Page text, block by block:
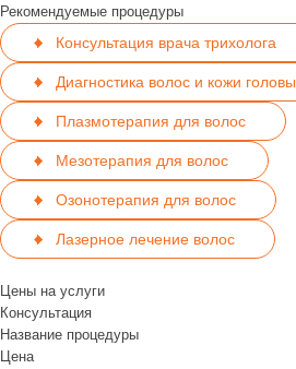
Рекомендуемые процедуры
Консультация врача трихолога
Диагностика волос и кожи головы
Плазмотерапия для волос
Мезотерапия для волос
Озонотерапия для волос
Лазерное лечение волос
Цены на услуги
Консультация
Название процедуры
Цена